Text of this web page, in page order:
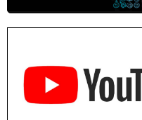
Residenza di scrittura di
Sardegna - Mediateca di
Résidence d’écriture et
Castelli - Institut Mémoires
Médiathèque de
Rencontre / dédicace
livre « La ballade du pendu